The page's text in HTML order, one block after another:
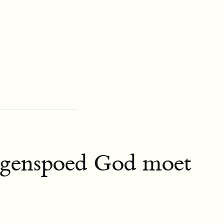
God moet